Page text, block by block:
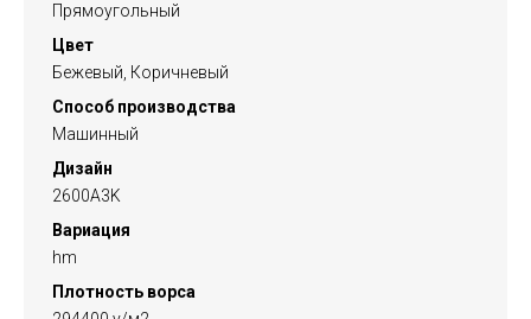
Прямоугольный
Цвет
Бежевый, Коричневый
Способ производства
Машинный
Дизайн
2600A3K
Вариация
hm
Плотность ворса